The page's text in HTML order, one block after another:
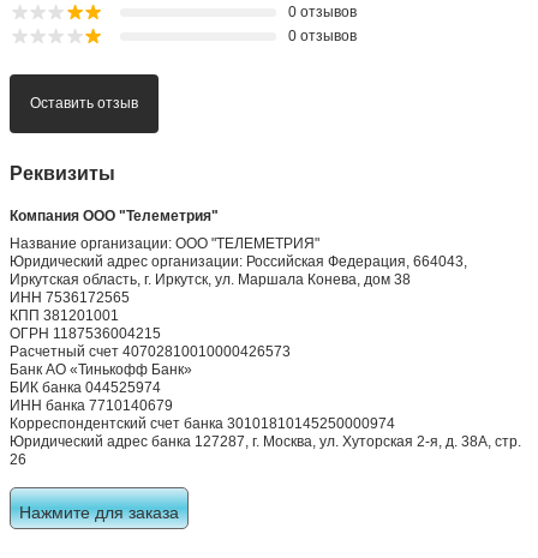
0 отзывов
0 отзывов
Оставить отзыв
Реквизиты
Компания ООО "Телеметрия"
Название организации: ООО "ТЕЛЕМЕТРИЯ"
Юридический адрес организации: Российская Федерация, 664043,
Иркутская область, г. Иркутск, ул. Маршала Конева, дом 38
ИНН 7536172565
КПП 381201001
ОГРН 1187536004215
Расчетный счет 40702810010000426573
Банк АО «Тинькофф Банк»
БИК банка 044525974
ИНН банка 7710140679
Корреспондентский счет банка 30101810145250000974
Юридический адрес банка 127287, г. Москва, ул. Хуторская 2-я, д. 38А, стр.
26
Нажмите для заказа